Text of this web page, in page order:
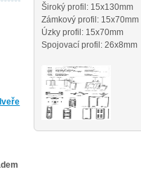
Široký profil: 15x130mm
Zámkový profil: 15x70mm
Úzky profil: 15x70mm
Spojovací profil: 26x8mm